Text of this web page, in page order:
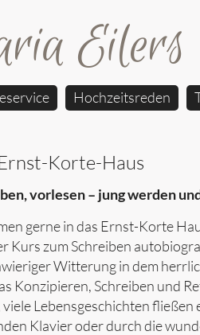
Hochzeitsreden
Korte-Haus
vorlesen – jung werden
gerne in das Ernst-Korte
Kurs zum Schreiben
Witterung in dem
Konzipieren, Schreiben und
Lebensgeschichten
Klavier oder durch die
Eilers